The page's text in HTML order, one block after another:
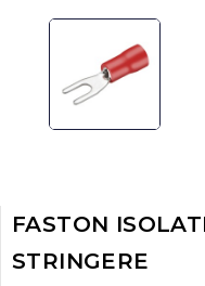
FASTON
STRINGERE